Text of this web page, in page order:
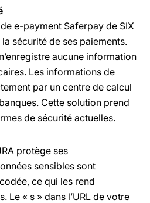
e-payment Saferpay de SIX
sécurité de ses paiements.
aucune information
Les informations de
par un centre de calcul
Cette solution prend
de sécurité actuelles.
protège ses
sensibles sont
ce qui les rend
Le « s » dans l’URL de votre